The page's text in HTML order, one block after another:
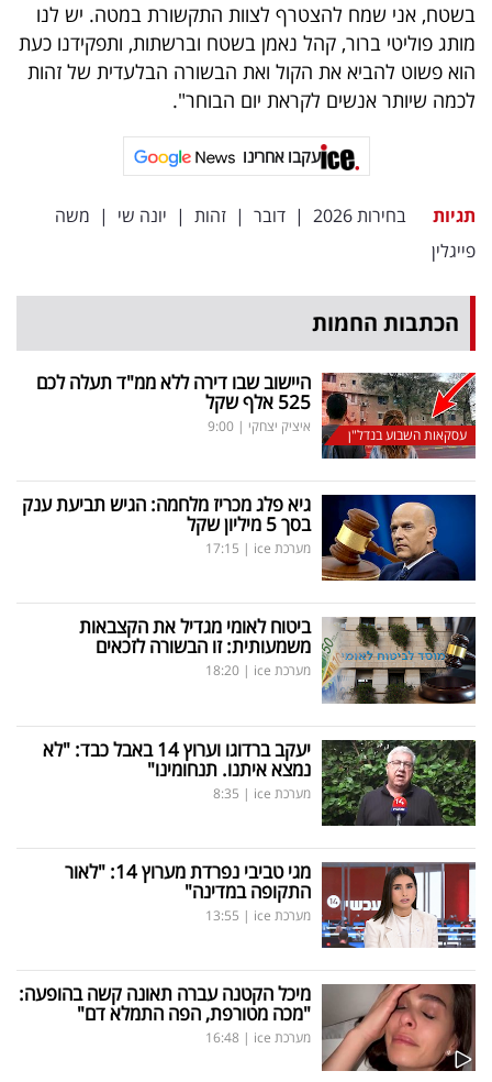
פרסמו
באייס
עקבו
בשטח, אני שמח להצטרף לצוות התקשורת במטה. יש לנו
מותג פוליטי ברור, קהל נאמן בשטח וברשתות, ותפקידנו כעת
הוא פשוט להביא את הקול ואת הבשורה הבלעדית של זהות
לכמה שיותר אנשים לקראת יום הבוחר".
עקבו אחרינו
תגיות בחירות 2026 | דובר | זהות | יונה שי | משה
פייגלין
הכתבות החמות
עסקאות השבוע בנדל"ן
היישוב שבו דירה ללא ממ"ד תעלה לכם
525 אלף שקל
איציק יצחקי |
9:00
גיא פלג מכריז מלחמה: הגיש תביעת ענק
בסך 5 מיליון שקל
מערכת ice |
17:15
ביטוח לאומי מגדיל את הקצבאות
משמעותית: זו הבשורה לזכאים
מערכת ice |
18:20
יעקב ברדוגו וערוץ 14 באבל כבד: "לא
נמצא איתנו. תנחומינו"
מערכת ice |
8:35
מגי טביבי נפרדת מערוץ 14: "לאור
התקופה במדינה"
מערכת ice |
13:55
מיכל הקטנה עברה תאונה קשה בהופעה:
"מכה מטורפת, הפה התמלא דם"
מערכת ice |
16:48